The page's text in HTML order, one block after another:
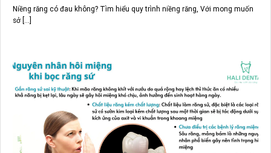
Niềng răng có đau không? Tìm hiểu quy trình niềng răng, Với mong muốn
sở [...]